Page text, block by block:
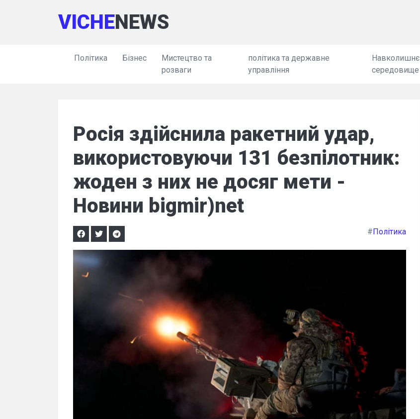
VICHENEWS
Політика Бізнес
Мистецтво та
розваги
політика та державне
управління
Навколишнє
середовище
Росія здійснила ракетний удар,
використовуючи 131 безпілотник:
жоден з них не досяг мети -
Новини bigmir)net
#Політика